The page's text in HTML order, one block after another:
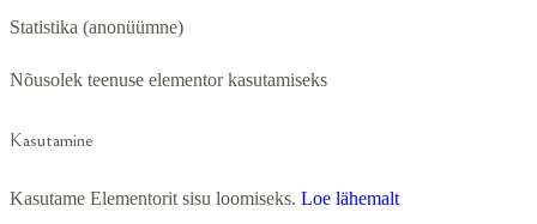
Statistika (anonüümne)
Nõusolek teenuse elementor kasutamiseks
Kasutamine
Kasutame Elementorit sisu loomiseks. Loe lähemalt